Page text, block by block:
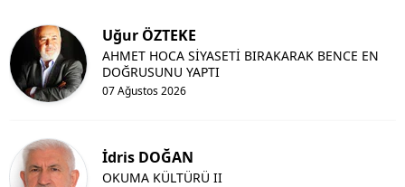
Uğur ÖZTEKE
07 Ağustos 2026
AHMET HOCA SİYASETİ BIRAKARAK BENCE EN
DOĞRUSUNU YAPTI
İdris DOĞAN
OKUMA KÜLTÜRÜ II